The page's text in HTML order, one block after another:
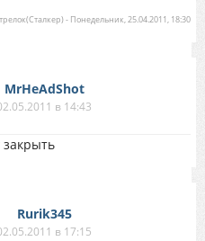
- Понедельник, 25.04.2011, 18:30
MrHeAdShot
в 14:43
закрыть
Rurik345
в 17:15